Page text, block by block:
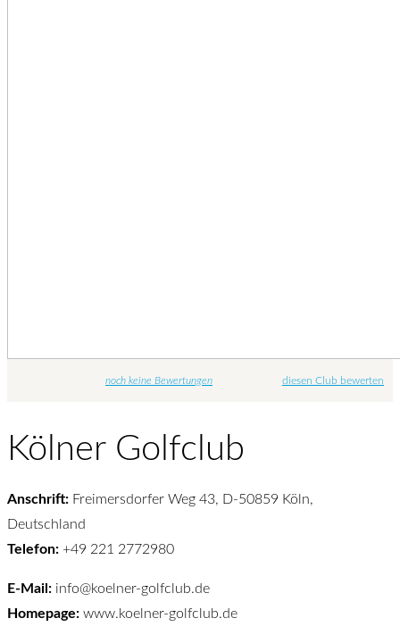
noch keine Bewertungen diesen Club bewerten
Kölner Golfclub
Anschrift: Freimersdorfer Weg 43, D-50859 Köln,
Deutschland
Telefon: +49 221 2772980
E-Mail: info@koelner-golfclub.de
Homepage: www.koelner-golfclub.de